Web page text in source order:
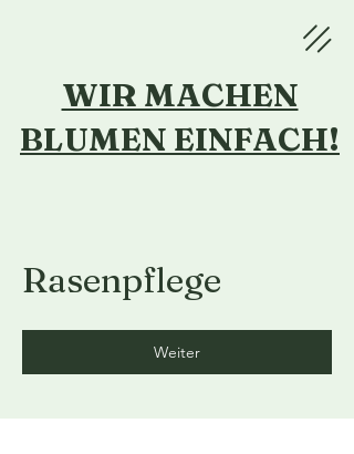
WIR MACHEN
BLUMEN EINFACH!
Rasenpflege
Weiter